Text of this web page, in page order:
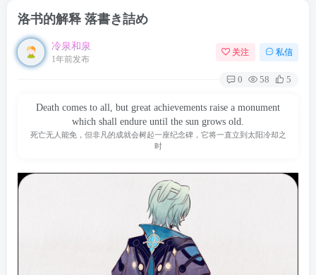
洛书的解释 落書き詰め
冷泉和泉
1年前发布
关注 私信
0 58 5
Death comes to all, but great achievements raise a monument
which shall endure until the sun grows old.
死亡无人能免，但非凡的成就会树起一座纪念碑，它将一直立到太阳冷却之
时